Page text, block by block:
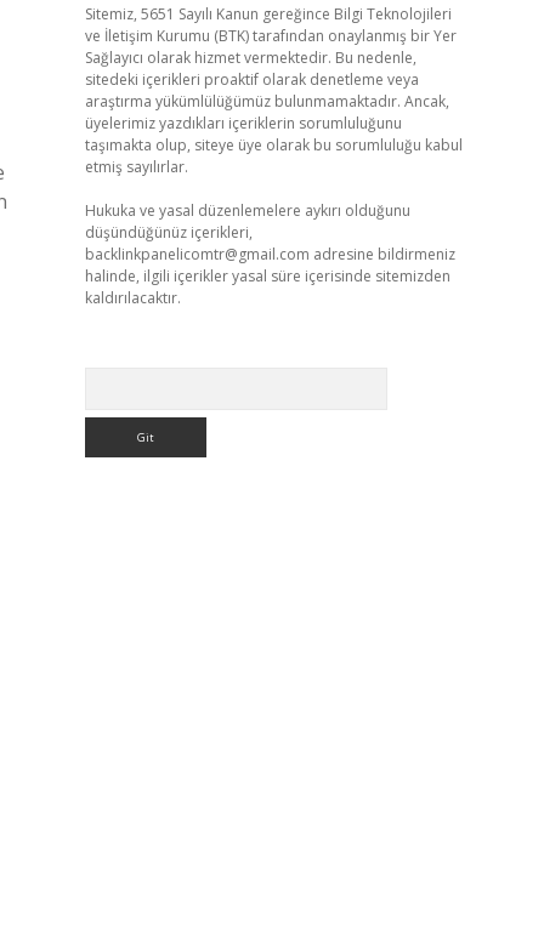
Sitemiz, 5651 Sayılı Kanun gereğince Bilgi Teknolojileri
ve İletişim Kurumu (BTK) tarafından onaylanmış bir Yer
Sağlayıcı olarak hizmet vermektedir. Bu nedenle,
sitedeki içerikleri proaktif olarak denetleme veya
araştırma yükümlülüğümüz bulunmamaktadır. Ancak,
üyelerimiz yazdıkları içeriklerin sorumluluğunu
taşımakta olup, siteye üye olarak bu sorumluluğu kabul
etmiş sayılırlar.
Hukuka ve yasal düzenlemelere aykırı olduğunu
düşündüğünüz içerikleri,
backlinkpanelicomtr@gmail.com adresine bildirmeniz
halinde, ilgili içerikler yasal süre içerisinde sitemizden
kaldırılacaktır.